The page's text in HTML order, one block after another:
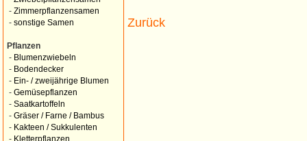
- Zimmerpflanzensamen
- sonstige Samen
Pflanzen
- Blumenzwiebeln
- Bodendecker
- Ein- / zweijährige Blumen
- Gemüsepflanzen
- Saatkartoffeln
- Gräser / Farne / Bambus
- Kakteen / Sukkulenten
- Kletterpflanzen
Zurück